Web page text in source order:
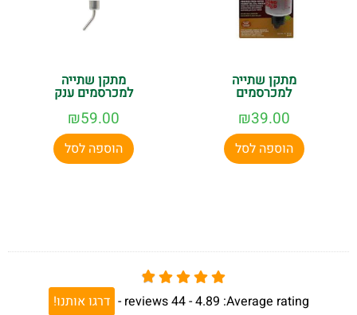
מתקן שתייה
למכרסמים
₪39.00
הוספה לסל
מתקן שתייה
למכרסמים ענק
₪59.00
הוספה לסל
Average rating:
4.89 -
44
reviews
- דרגו אותנו!